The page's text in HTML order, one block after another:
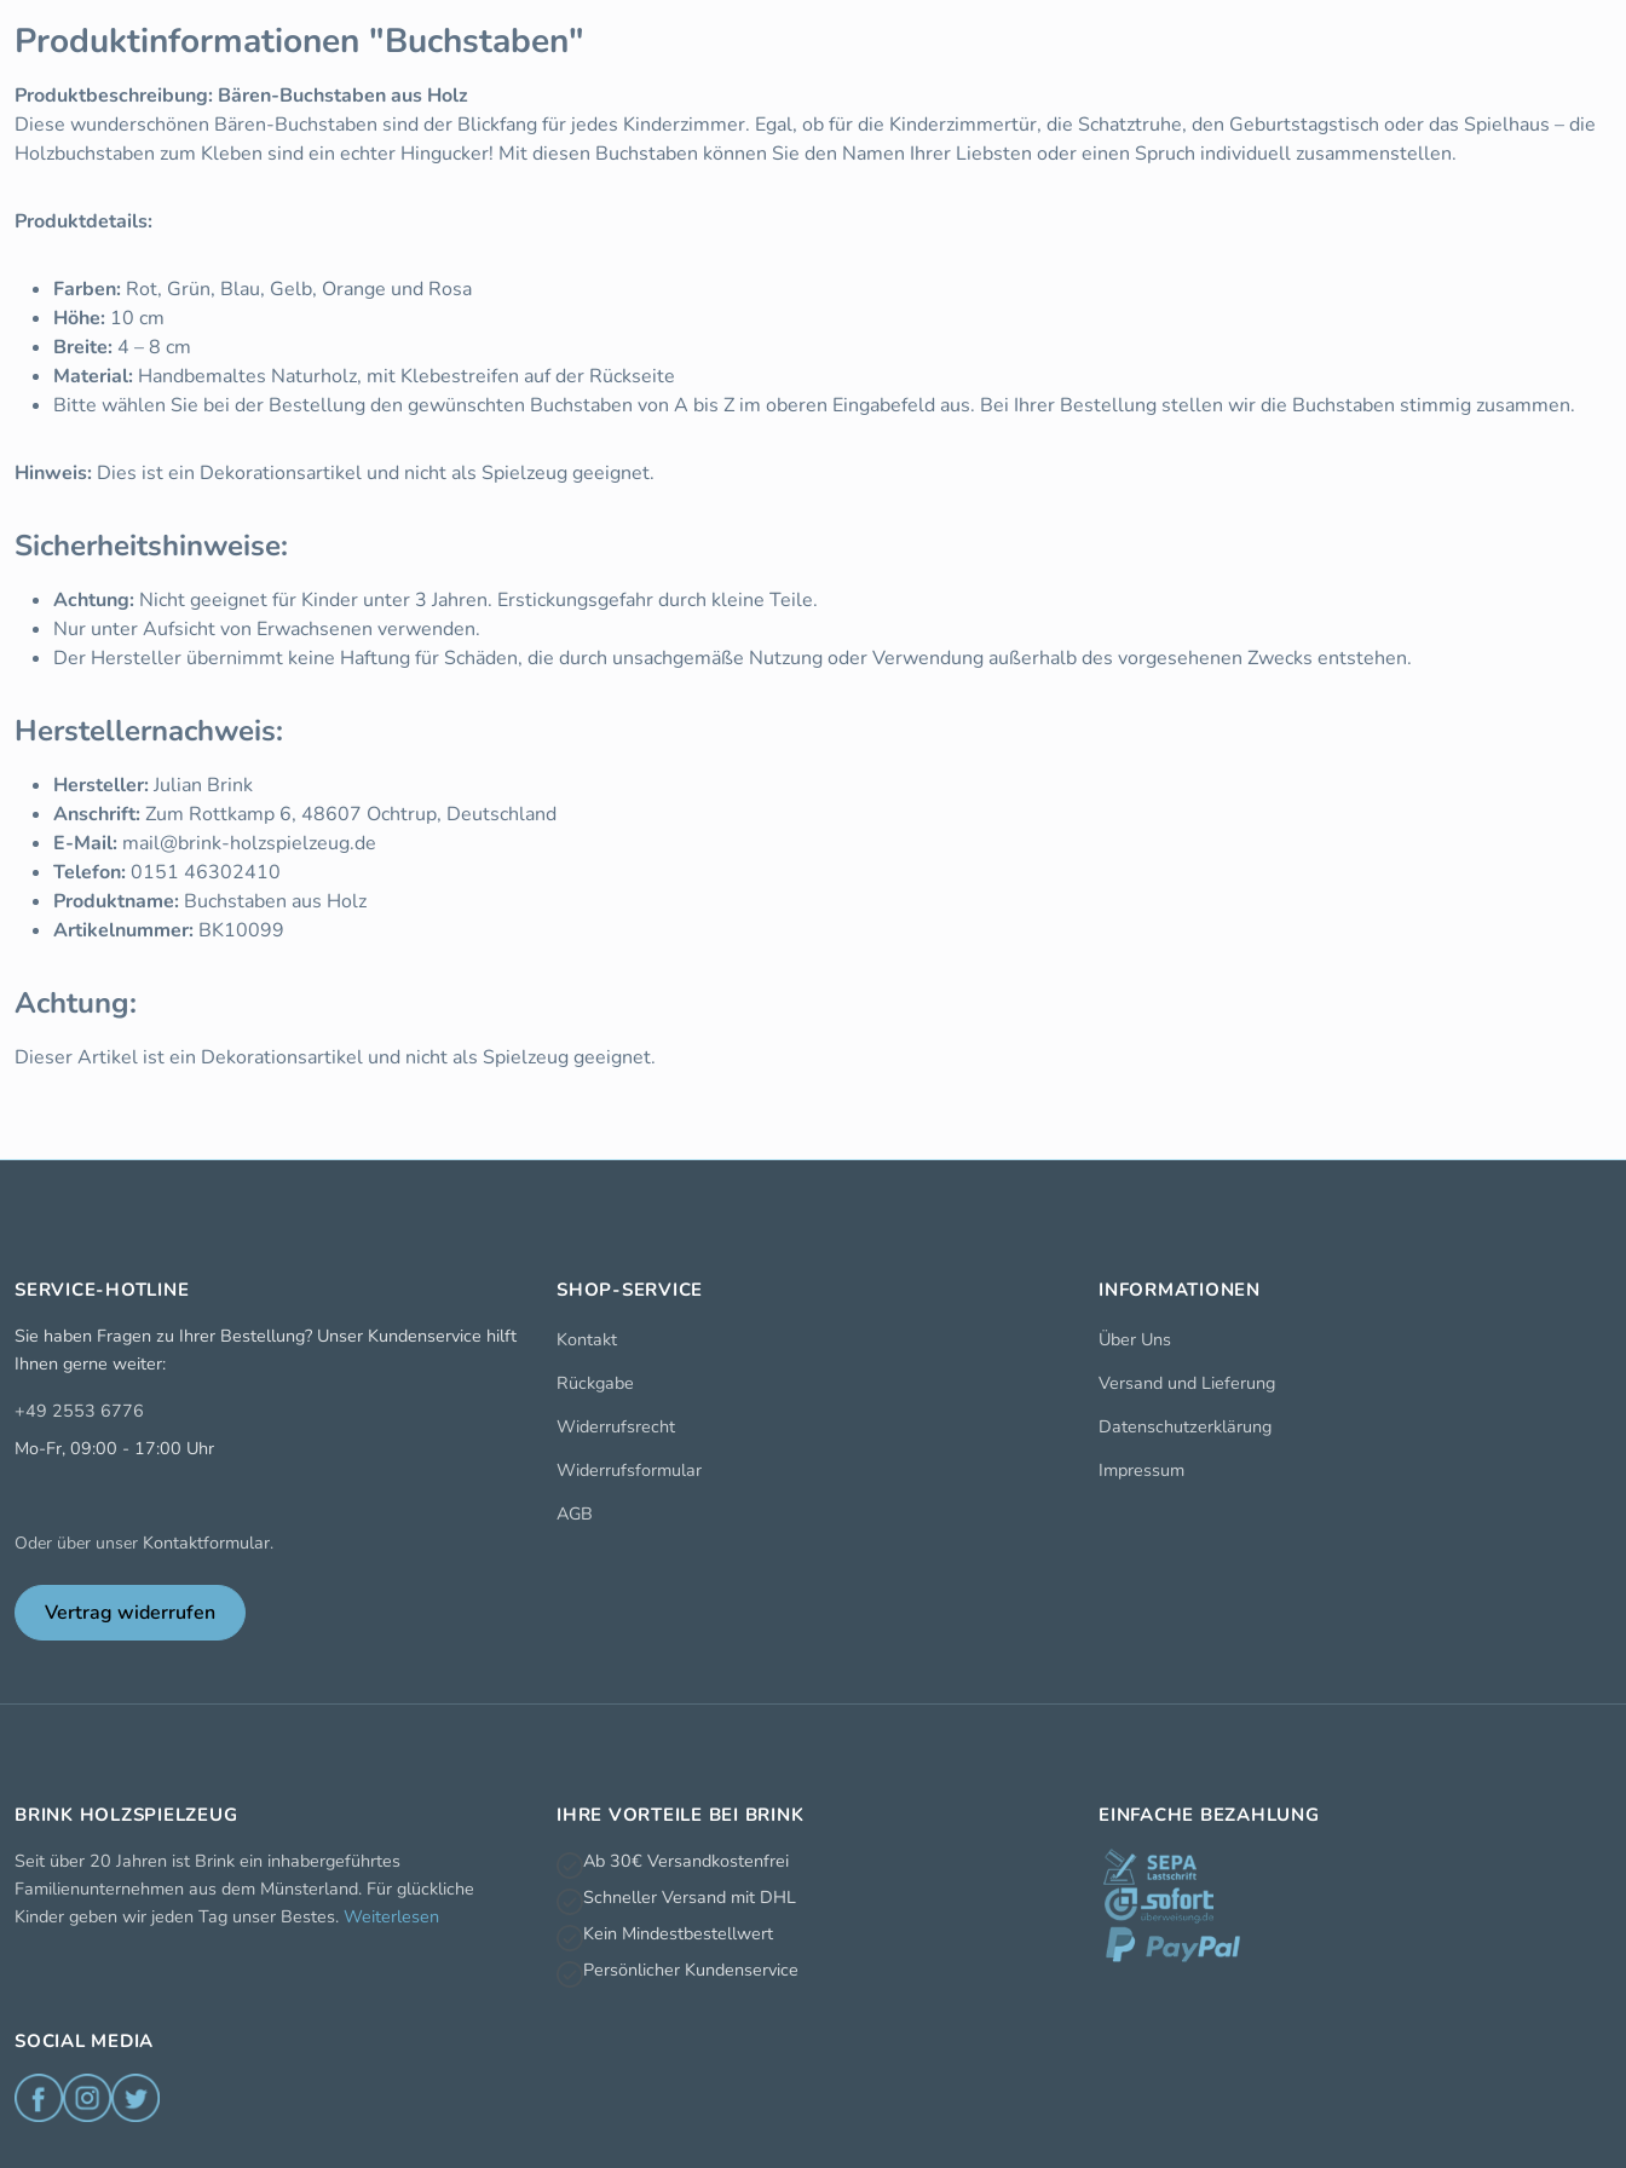
Produktinformationen "Buchstaben"
Produktbeschreibung: Bären-Buchstaben aus Holz
Diese wunderschönen Bären-Buchstaben sind der Blickfang für jedes Kinderzimmer. Egal, ob für die Kinderzimmertür, die Schatztruhe, den Geburtstagstisch oder das Spielhaus – die
Holzbuchstaben zum Kleben sind ein echter Hingucker! Mit diesen Buchstaben können Sie den Namen Ihrer Liebsten oder einen Spruch individuell zusammenstellen.
Produktdetails:
Farben: Rot, Grün, Blau, Gelb, Orange und Rosa
Höhe: 10 cm
Breite: 4 – 8 cm
Material: Handbemaltes Naturholz, mit Klebestreifen auf der Rückseite
Bitte wählen Sie bei der Bestellung den gewünschten Buchstaben von A bis Z im oberen Eingabefeld aus. Bei Ihrer Bestellung stellen wir die Buchstaben stimmig zusammen.
Hinweis: Dies ist ein Dekorationsartikel und nicht als Spielzeug geeignet.
Sicherheitshinweise:
Achtung: Nicht geeignet für Kinder unter 3 Jahren. Erstickungsgefahr durch kleine Teile.
Nur unter Aufsicht von Erwachsenen verwenden.
Der Hersteller übernimmt keine Haftung für Schäden, die durch unsachgemäße Nutzung oder Verwendung außerhalb des vorgesehenen Zwecks entstehen.
Herstellernachweis:
Hersteller: Julian Brink
Anschrift: Zum Rottkamp 6, 48607 Ochtrup, Deutschland
E-Mail: mail@brink-holzspielzeug.de
Telefon: 0151 46302410
Produktname: Buchstaben aus Holz
Artikelnummer: BK10099
Achtung:
Dieser Artikel ist ein Dekorationsartikel und nicht als Spielzeug geeignet.
SERVICE-HOTLINE
Sie haben Fragen zu Ihrer Bestellung? Unser Kundenservice hilft
Ihnen gerne weiter:
+49 2553 6776
Mo-Fr, 09:00 - 17:00 Uhr
Oder über unser Kontaktformular.
Vertrag widerrufen
SHOP-SERVICE
Kontakt
Rückgabe
Widerrufsrecht
Widerrufsformular
AGB
INFORMATIONEN
Über Uns
Versand und Lieferung
Datenschutzerklärung
Impressum
BRINK HOLZSPIELZEUG
Seit über 20 Jahren ist Brink ein inhabergeführtes
Familienunternehmen aus dem Münsterland. Für glückliche
Kinder geben wir jeden Tag unser Bestes. Weiterlesen
SOCIAL MEDIA
IHRE VORTEILE BEI BRINK
Ab 30€ Versandkostenfrei
Schneller Versand mit DHL
Kein Mindestbestellwert
Persönlicher Kundenservice
EINFACHE BEZAHLUNG